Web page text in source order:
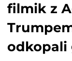
filmik z
odkopali